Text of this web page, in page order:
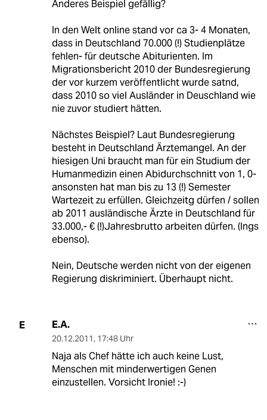
Anderes Beispiel gefällig?
In den Welt online stand vor ca 3- 4 Monaten,
dass in Deutschland 70.000 (!) Studienplätze
fehlen- für deutsche Abiturienten. Im
Migrationsbericht 2010 der Bundesregierung
der vor kurzem veröffentlicht wurde satnd,
dass 2010 so viel Ausländer in Deuschland wie
nie zuvor studiert hätten.
Nächstes Beispiel? Laut Bundesregierung
besteht in Deutschland Ärztemangel. An der
hiesigen Uni braucht man für ein Studium der
Humanmedizin einen Abidurchschnitt von 1, 0-
ansonsten hat man bis zu 13 (!) Semester
Wartezeit zu erfüllen. Gleichzeitg dürfen / sollen
ab 2011 ausländische Ärzte in Deutschland für
33.000,- € (!)Jahresbrutto arbeiten dürfen. (Ings
ebenso).
Nein, Deutsche werden nicht von der eigenen
Regierung diskriminiert. Überhaupt nicht.
E E.A.
20.12.2011, 17:48 Uhr
Naja als Chef hätte ich auch keine Lust,
Menschen mit minderwertigen Genen
einzustellen. Vorsicht Ironie! :-)